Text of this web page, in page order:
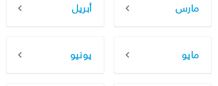
مارس أبريل
مايو يونيو